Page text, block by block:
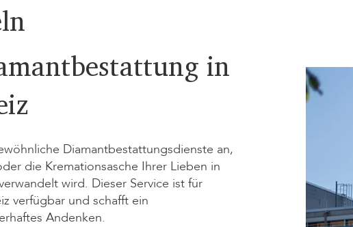
in
Diamantbestattungsdienste an,
die Kremationsasche Ihrer Lieben in
wird. Dieser Service ist für
verfügbar und schafft ein
Andenken.